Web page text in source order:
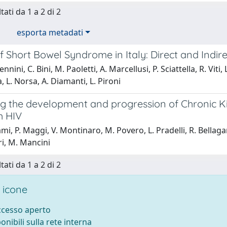
da 1 a 2 di 2
esporta metadati
Short Bowel Syndrome in Italy: Direct and
C. Bini, M. Paoletti, A. Marcellusi, P. Sciattella, R.
L. Norsa, A. Diamanti, L. Pironi
the development and progression of Chronic
HIV
P. Maggi, V. Montinaro, M. Povero, L. Pradelli, R.
M. Mancini
da 1 a 2 di 2
aperto
sulla rete interna